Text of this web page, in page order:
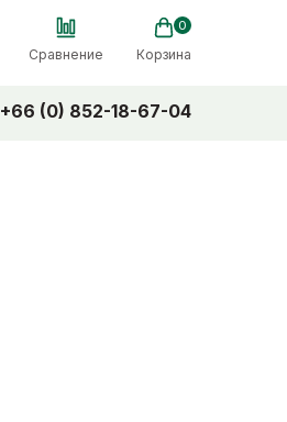
Сравнение
0
Корзина
+66 (0) 852-18-67-04